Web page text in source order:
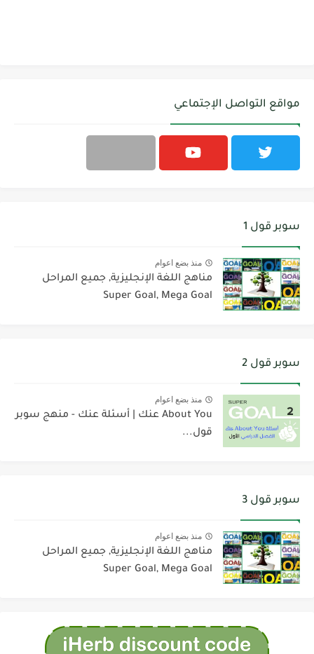
مواقع التواصل الإجتماعي
سوبر قول 1
منذ بضع اعوام
مناهج اللغة الإنجليزية, جميع المراحل
Super Goal, Mega Goal
سوبر قول 2
منذ بضع اعوام
About You عنك | أسئلة عنك - منهج سوبر
قول...
سوبر قول 3
منذ بضع اعوام
مناهج اللغة الإنجليزية, جميع المراحل
Super Goal, Mega Goal